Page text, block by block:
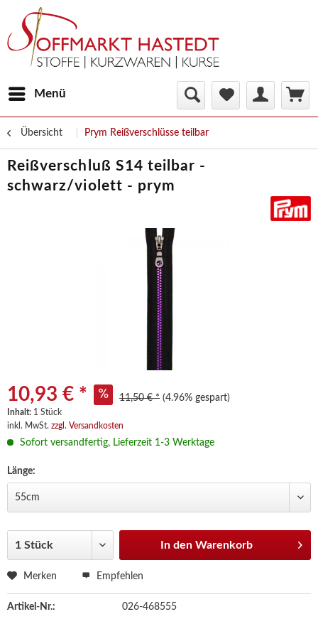
Menü
Übersicht Prym Reißverschlüsse teilbar
Reißverschluß S14 teilbar -
schwarz/violett - prym
10,93 € * 11,50 € * (4.96% gespart)
Inhalt: 1 Stück
inkl. MwSt. zzgl. Versandkosten
Sofort versandfertig, Lieferzeit 1-3 Werktage
Länge:
In den Warenkorb
Merken Empfehlen
Artikel-Nr.: 026-468555